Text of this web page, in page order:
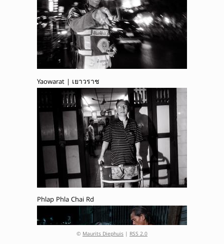
Yaowarat | เยาวราช
Phlap Phla Chai Rd
© Maurits Diephuis | RSS 2.0